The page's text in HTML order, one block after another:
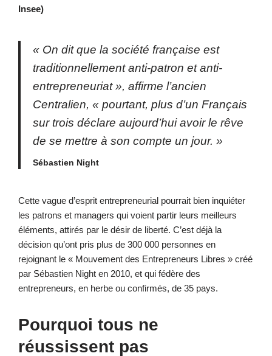
Insee)
« On dit que la société française est
traditionnellement anti-patron et anti-
entrepreneuriat», affirme l’ancien
Centralien, « pourtant, plus d’un Français
sur trois déclare aujourd’hui avoir le rêve
de se mettre à son compte un jour. »
Sébastien Night
Cette vague d’esprit entrepreneurial pourrait bien inquiéter
les patrons et managers qui voient partir leurs meilleurs
éléments, attirés par le désir de liberté. C’est déjà la
décision qu’ont pris plus de 300 000 personnes en
rejoignant le « Mouvement des Entrepreneurs Libres » créé
par Sébastien Night en 2010, et qui fédère des
entrepreneurs, en herbe ou confirmés, de 35 pays.
Pourquoi tous ne
réussissent pas